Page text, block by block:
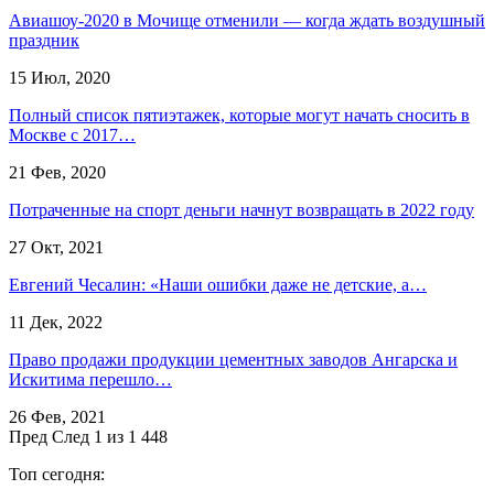
Авиашоу-2020 в Мочище отменили — когда ждать воздушный
праздник
15 Июл, 2020
Полный список пятиэтажек, которые могут начать сносить в
Москве с 2017…
21 Фев, 2020
Потраченные на спорт деньги начнут возвращать в 2022 году
27 Окт, 2021
Евгений Чесалин: «Наши ошибки даже не детские, а…
11 Дек, 2022
Право продажи продукции цементных заводов Ангарска и
Искитима перешло…
26 Фев, 2021
Пред След 1 из 1 448
Топ сегодня: